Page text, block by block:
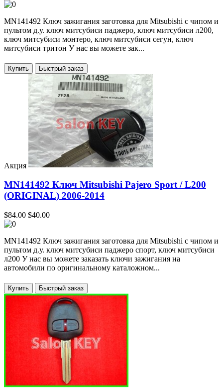
MN141492 Ключ зажигания заготовка для Mitsubishi с чипом и
пультом д.у. ключ митсубиси паджеро, ключ митсубиси л200,
ключ митсубиси монтеро, ключ митсубиси сегун, ключ
митсубиси тритон У нас вы можете зак...
Купить
Акция
MN141492 Ключ Mitsubishi Pajero Sport / L200
(ORIGINAL) 2006-2014
$84.00 $40.00
MN141492 Ключ зажигания заготовка для Mitsubishi с чипом и
пультом д.у. ключ митсубиси паджеро спорт, ключ митсубиси
л200 У нас вы можете заказать ключи зажигания на
автомобили по оригинальному каталожном...
Купить